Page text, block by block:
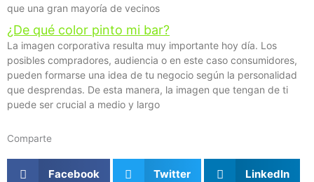
que una gran mayoría de vecinos
¿De qué color pinto mi bar?
La imagen corporativa resulta muy importante hoy día. Los
posibles compradores, audiencia o en este caso consumidores,
pueden formarse una idea de tu negocio según la personalidad
que desprendas. De esta manera, la imagen que tengan de ti
puede ser crucial a medio y largo
Comparte
Facebook Twitter LinkedIn